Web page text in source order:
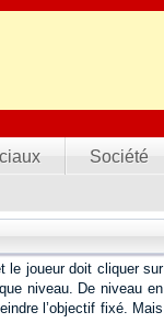
Société
le joueur doit cliquer sur
niveau. De niveau en
l’objectif fixé. Mais